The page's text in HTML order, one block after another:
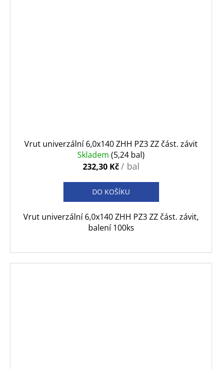
Vrut univerzální 6,0x140 ZHH PZ3 ZZ část. závit
Skladem (5,24 bal)
232,30 Kč/ bal
DO KOŠÍKU
Vrut univerzální 6,0x140 ZHH PZ3 ZZ část. závit,
balení 100ks